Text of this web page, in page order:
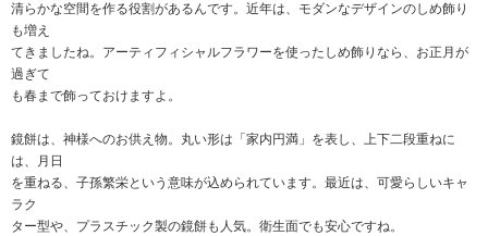
清らかな空間を作る役割があるんです。近年は、モダンなデザインのしめ飾り
も増え
てきましたね。アーティフィシャルフラワーを使ったしめ飾りなら、お正月が
過ぎて
も春まで飾っておけますよ。
鏡餅は、神様へのお供え物。丸い形は「家内円満」を表し、上下二段重ねに
は、月日
を重ねる、子孫繁栄という意味が込められています。最近は、可愛らしいキャ
ラク
ター型や、プラスチック製の鏡餅も人気。衛生面でも安心ですね。